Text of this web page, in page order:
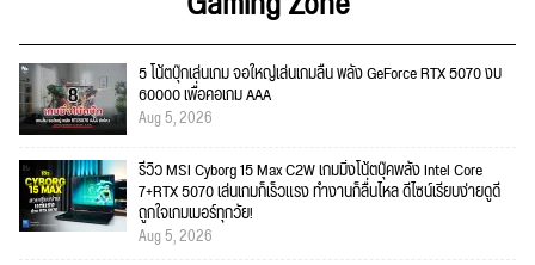
5 โน้ตบุ๊กเล่นเกม จอใหญ่เล่นเกมลื่น พลัง GeForce RTX 5070 งบ
60000 เพื่อคอเกม AAA
Aug 5, 2026
รีวิว MSI Cyborg 15 Max C2W เกมมิ่งโน้ตบุ๊คพลัง Intel Core
7+RTX 5070 เล่นเกมก็เร็วแรง ทำงานก็ลื่นไหล ดีไซน์เรียบง่ายดูดี
ถูกใจเกมเมอร์ทุกวัย!
Aug 5, 2026